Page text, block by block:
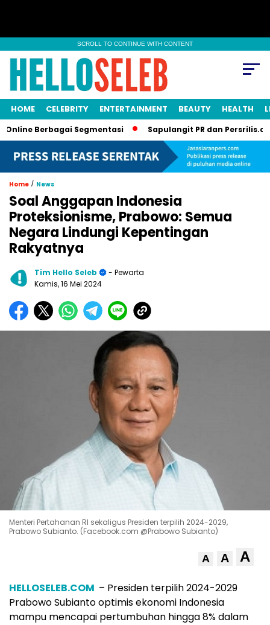
SCROLL TO CONTINUE WITH CONTENT
HOME CELEBRITY ENTERTAINMENT BEAUTY HEALTH
Segmentasi Sapulangit PR dan Persrilis.com Bisa
Home / News
Soal Anggapan Indonesia
Proteksionisme, Prabowo: Semua
Negara Lindungi Kepentingan
Rakyatnya
Tim Hello Seleb
- Pewarta
Kamis, 16 Mei 2024
Menteri Pertahanan RI sekaligus Presiden terpilih 2024-2029,
Prabowo Subianto. (Facebook.com @Prabowo Subianto)
A A A
HELLOSELEB.COM – Presiden terpilih 2024-2029
Prabowo Subianto optimis ekonomi Indonesia
mampu mencapai pertumbuhan hingga 8% dalam